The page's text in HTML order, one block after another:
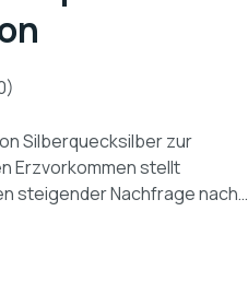
Silberquecksilber zur
Erzvorkommen stellt
steigender Nachfrage nach…